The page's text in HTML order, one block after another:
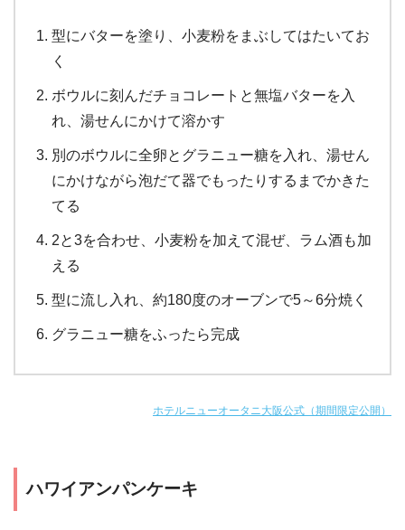
型にバターを塗り、小麦粉をまぶしてはたいてお
く
ボウルに刻んだチョコレートと無塩バターを入
れ、湯せんにかけて溶かす
別のボウルに全卵とグラニュー糖を入れ、湯せん
にかけながら泡だて器でもったりするまでかきた
てる
2と3を合わせ、小麦粉を加えて混ぜ、ラム酒も加
える
型に流し入れ、約180度のオーブンで5～6分焼く
グラニュー糖をふったら完成
ホテルニューオータニ大阪公式（期間限定公開）
ハワイアンパンケーキ